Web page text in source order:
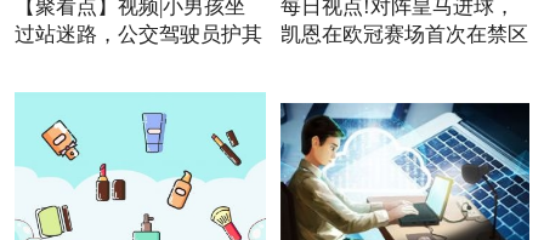
【聚看点】视频|小男孩坐
过站迷路，公交驾驶员护其
每日视点!对阵皇马进球，
凯恩在欧冠赛场首次在禁区